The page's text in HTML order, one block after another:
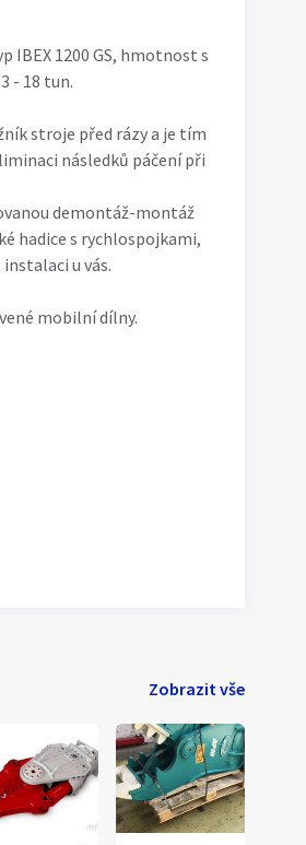
IBEX 1200 GS, hmotnost s
- 18 tun.
stroje před rázy a je tím
následků páčení při
demontáž-montáž
hadice s rychlospojkami,
u vás.
mobilní dílny.
Zobrazit vše